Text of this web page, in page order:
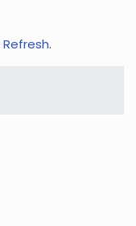
Refresh.